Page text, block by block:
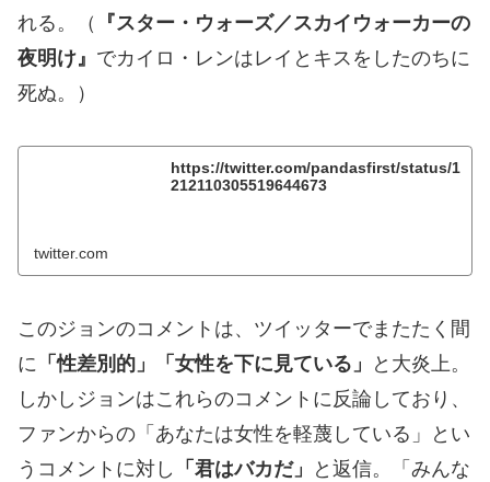
れる。（
『スター・ウォーズ／スカイウォーカーの
夜明け』 でカイロ・レンはレイとキスをしたのちに
死ぬ。）
https://twitter.com/pandasfirst/status/1
212110305519644673
twitter.com
このジョンのコメントは、ツイッターでまたたく間
に 「性差別的」「女性を下に見ている」
と大炎上。
しかしジョンはこれらのコメントに反論しており、
ファンからの「あなたは女性を軽蔑している」とい
うコメントに対し
「君はバカだ」
と返信。「みんな